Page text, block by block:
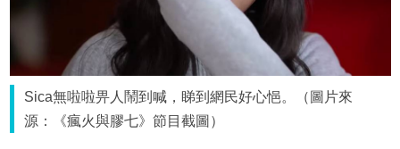
Sica無啦啦畀人鬧到喊，睇到網民好心悒。（圖片來
源：《瘋火與膠七》節目截圖）